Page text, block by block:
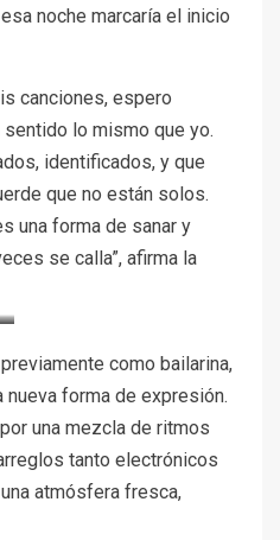
noche marcaría el inicio
canciones, espero
lo mismo que yo.
identificados, y que
que no están solos.
una forma de sanar y
se calla”, afirma la
como bailarina,
nueva forma de expresión.
una mezcla de ritmos
tanto electrónicos
atmósfera fresca,